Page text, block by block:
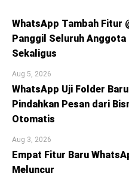
WhatsApp Tambah Fitur
Panggil Seluruh Anggota
Sekaligus
Aug 5, 2026
WhatsApp Uji Folder
Pindahkan Pesan dari
Otomatis
Aug 3, 2026
Empat Fitur Baru
Meluncur